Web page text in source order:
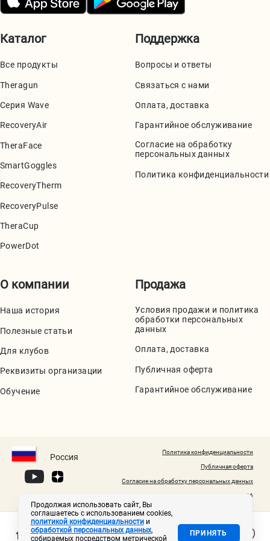
Каталог
Все продукты
Theragun
Серия Wave
RecoveryAir
TheraFace
SmartGoggles
RecoveryTherm
RecoveryPulse
TheraCup
PowerDot
Поддержка
Вопросы и ответы
Связаться с нами
Оплата, доставка
Гарантийное обслуживание
Согласие на обработку
персональных данных
Политика конфиденциальности
О компании
Наша история
Полезные статьи
Для клубов
Реквизиты организации
Обучение
Продажа
Условия продажи и политика
обработки персональных
данных
Оплата, доставка
Публичная оферта
Гарантийное обслуживание
Россия
Политика конфиденциальности
Публичная оферта
Согласие на обработку персональных данных
© 2020-2026
Продолжая использовать сайт, Вы
соглашаетесь с использованием cookies,
политикой конфиденциальностии
обработкой персональных данных,
собираемых посредством метрической
ПРИНЯТЬ